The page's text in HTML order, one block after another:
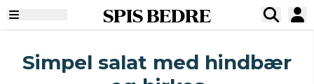
SPIS BEDRE
Simpel salat med hindbær